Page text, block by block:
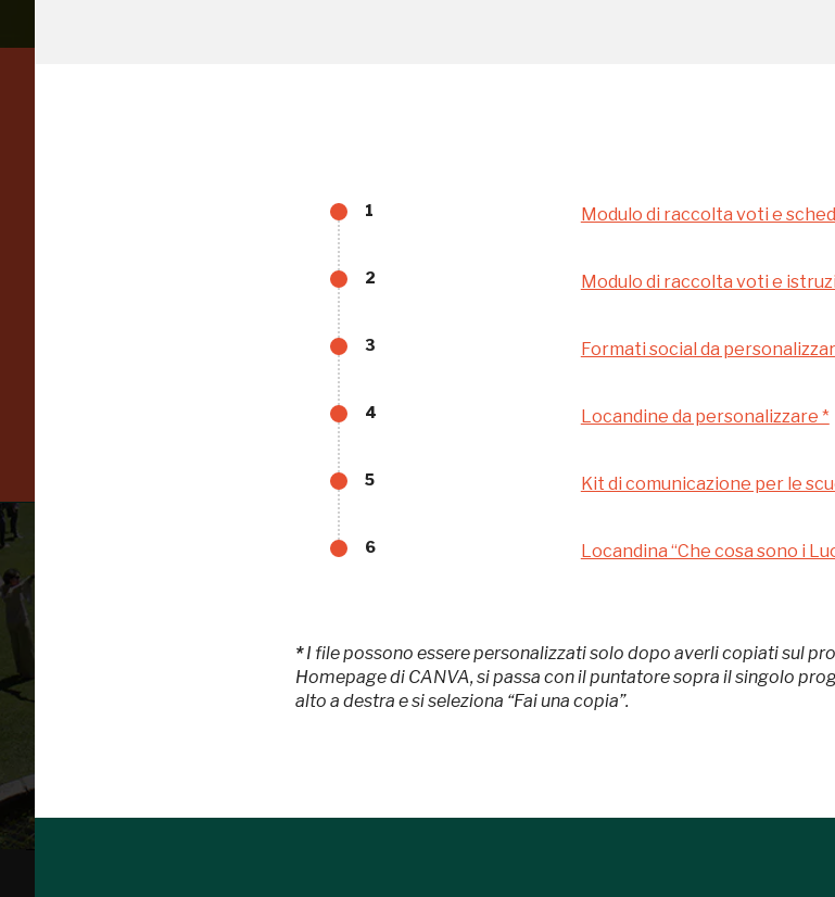
1 Modulo di raccolta voti e
2 Modulo di raccolta voti e
3 Formati social da
4 Locandine da personalizzare *
5 Kit di comunicazione per le
6 Locandina “Che cosa sono i
*I file possono essere personalizzati solo dopo averli copiati sul
Homepage di CANVA, si passa con il puntatore sopra il singolo
alto a destra e si seleziona “Fai una copia”.
nell'Italia più bella,
Scopri tutte le opportunità riservate agli iscritti
gratuito
l'anno
Gratis